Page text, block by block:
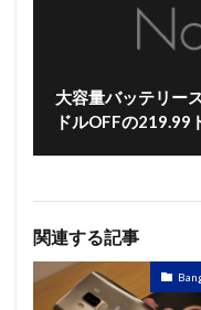
大容量バッテリー
ドルOFFの219.99
関連する記事